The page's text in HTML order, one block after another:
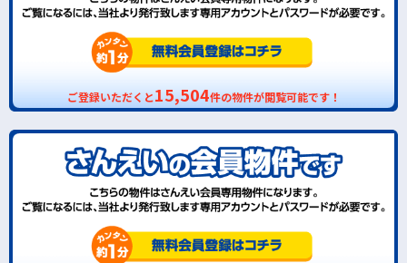
ご登録いただくと15,504件の物件が閲覧可能です！